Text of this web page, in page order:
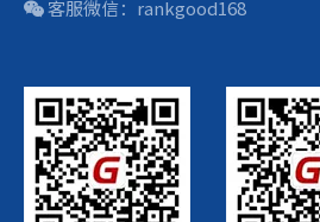
 客服微信：rankgood168